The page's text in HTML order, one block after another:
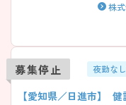
株
募集停止 夜勤なし
【愛知県／日進市】